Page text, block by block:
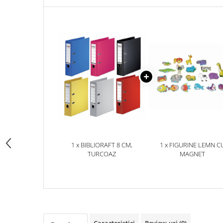
Creative si craft_x000D_
Penare si Borsete
Rigle si Instrumente geometrie
Carti si caiete de colorat 11%
Carti si caiete de colorat 21%
Seturi de joaca doctor
1 x BIBLIORAFT 8 CM,
TURCOAZ
1 x FIGURINE LEMN
MAGNET